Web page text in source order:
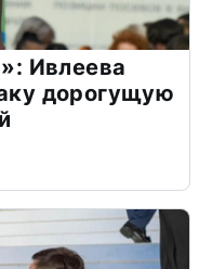
Ивлеева
дорогущую